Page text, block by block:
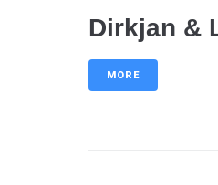
Dirkjan &
MORE